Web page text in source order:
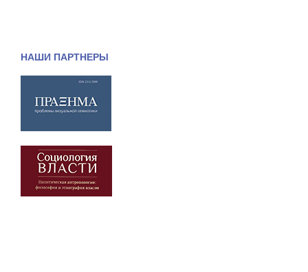
НАШИ ПАРТНЕРЫ